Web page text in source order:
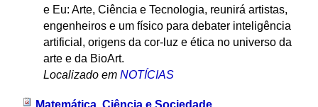
e Eu: Arte, Ciência e Tecnologia, reunirá artistas,
engenheiros e um físico para debater inteligência
artificial, origens da cor-luz e ética no universo da
arte e da BioArt.
Localizado em NOTÍCIAS